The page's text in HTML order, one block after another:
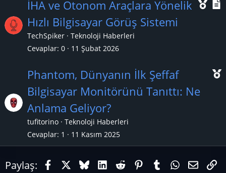
Ö
İHA ve Otonom Araçlara Yönelik
Hızlı Bilgisayar Görüş Sistemi
TechSpiker
Teknoloji Haberleri
Cevaplar 0 11 Şubat 2026
k
Phantom, Dünyanın İlk Şeffaf
Bilgisayar Monitörünü Tanıttı: Ne
Anlama Geliyor?
tufitorino
Teknoloji Haberleri
Cevaplar 1 11 Kasım 2025
Paylaş: FacebookX (Twitter)
BlueskyLinkedIn
RedditPinterestTumblrE-